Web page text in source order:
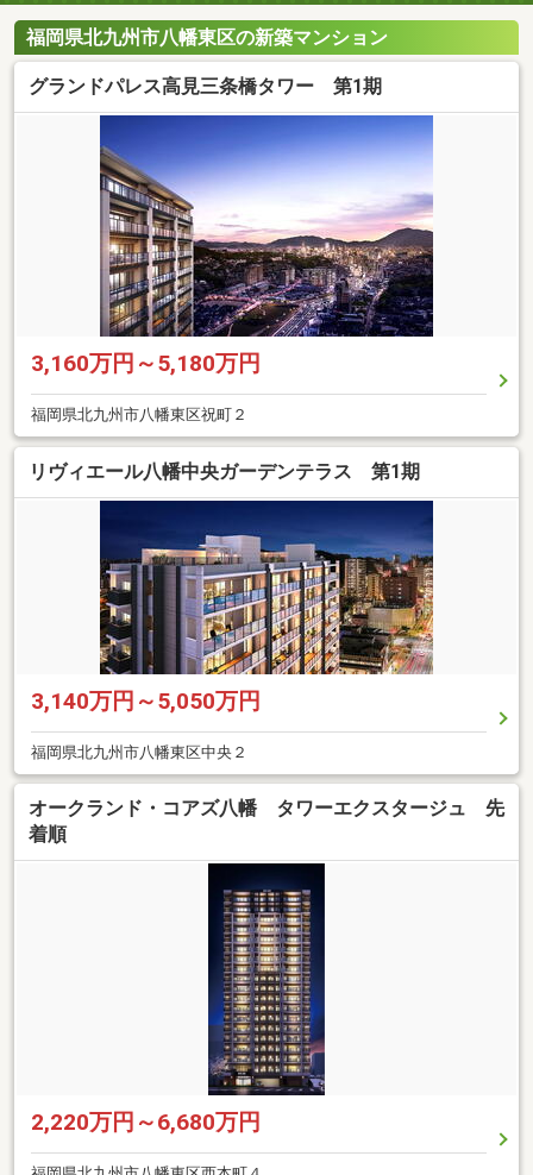
福岡県北九州市八幡東区の新築マンション
グランドパレス高見三条橋タワー 第1期
3,160万円～5,180万円
福岡県北九州市八幡東区祝町２
リヴィエール八幡中央ガーデンテラス 第1期
3,140万円～5,050万円
福岡県北九州市八幡東区中央２
オークランド・コアズ八幡 タワーエクスタージュ 先
着順
2,220万円～6,680万円